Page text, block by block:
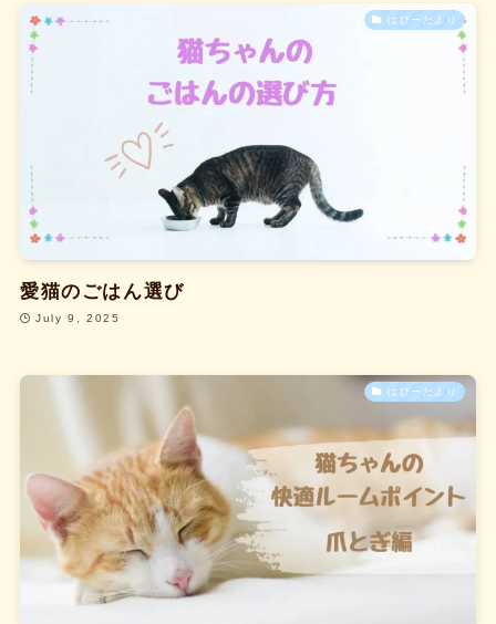
はぴーだより
愛猫のごはん選び
July 9, 2025
はぴーだより